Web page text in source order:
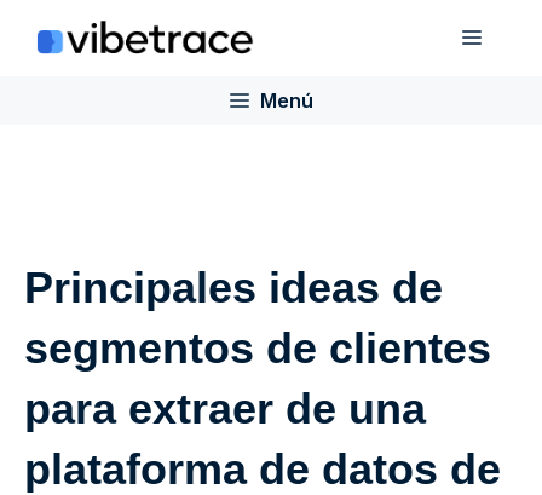
Menú
Menú
Principales ideas de
segmentos de clientes
para extraer de una
plataforma de datos de